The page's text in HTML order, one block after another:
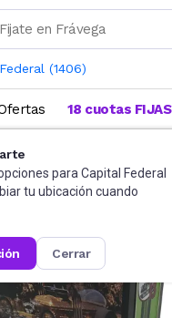
(1406)
para Capital Federal
tu ubicación cuando
cerrar
18 cuotas FIJAS
escolares